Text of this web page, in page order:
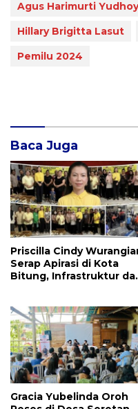
Agus Harimurti
Hillary Brigitta Lasut
Pemilu 2024
Baca Juga
Priscilla Cindy
Serap Apirasi di Kota
Bitung, Infrastruktur
Warga
Gracia Yubelinda Oroh